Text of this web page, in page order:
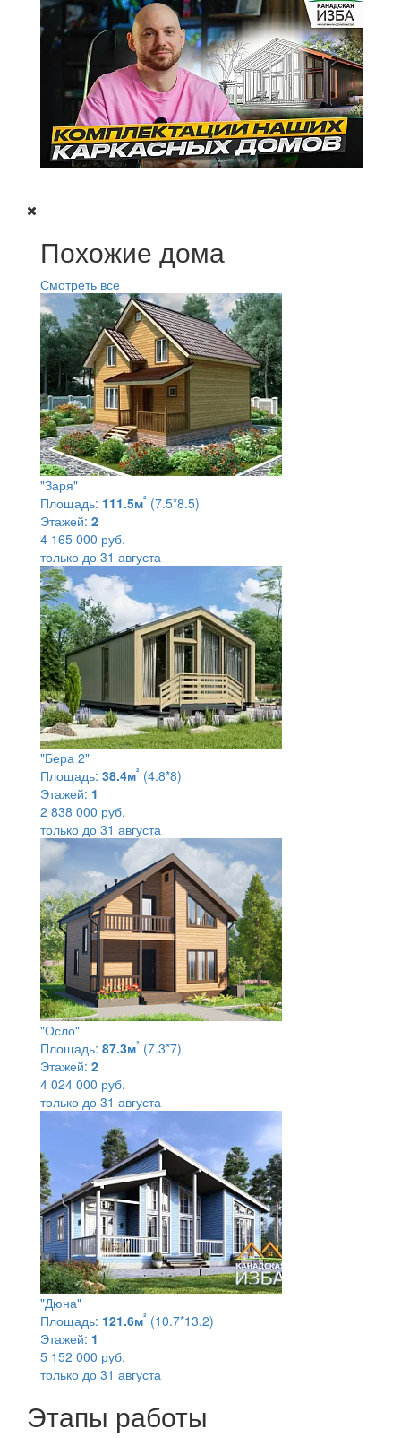
Похожие дома
Смотреть все
"Заря"
Площадь: 111.5м² (7.5*8.5)
Этажей: 2
4 165 000 руб.
только до 31 августа
"Бера 2"
Площадь: 38.4м² (4.8*8)
Этажей: 1
2 838 000 руб.
только до 31 августа
"Осло"
Площадь: 87.3м² (7.3*7)
Этажей: 2
4 024 000 руб.
только до 31 августа
"Дюна"
Площадь: 121.6м² (10.7*13.2)
Этажей: 1
5 152 000 руб.
только до 31 августа
Этапы работы